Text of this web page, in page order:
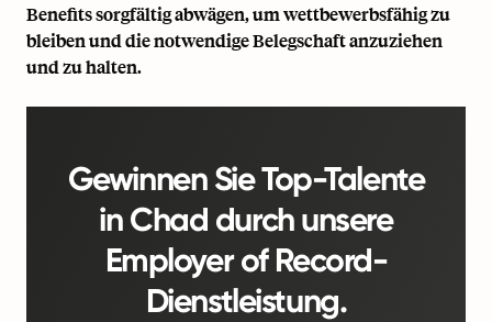
Benefits sorgfältig abwägen, um wettbewerbsfähig zu
bleiben und die notwendige Belegschaft anzuziehen
und zu halten.
Gewinnen Sie Top-Talente
in Chad durch unsere
Employer of Record-
Dienstleistung.